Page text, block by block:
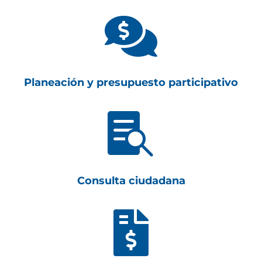

Planeación y presupuesto participativo

Consulta ciudadana
